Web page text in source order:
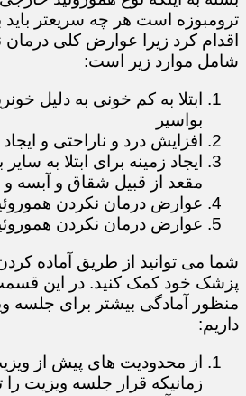
ترومبوزه است هر چه سریعتر باید
اقدام کرد زیرا عوارض کلی درمان
شامل موارد زیر است:
ابتلا به کم خونی به دلیل
بواسیر
افزایش درد و ناراحتی و
ایجاد زمینه برای ابتلا به
مقعد از قبیل شقاق و آبسه و
عوارض درمان نکردن
عوارض درمان نکردن
​​​​​​​شما می توانید از طریق آماده
پزشک خود کمک کنید. در این قسمت
منظور آمادگی بیشتر برای جلسه
داریم:
از محدودیت های پیش از
زمانیکه قرار جلسه ویزیت